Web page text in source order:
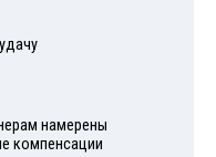
намерены
компенсации